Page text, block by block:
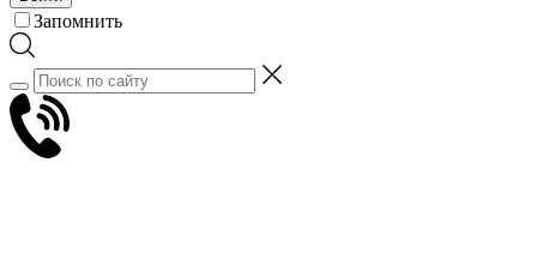
Запомнить